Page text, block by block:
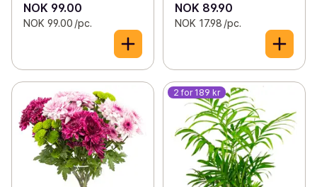
NOK 99.00
NOK 99.00 /pc.
NOK 89.90
NOK 17.98 /pc.
2 for 189 kr